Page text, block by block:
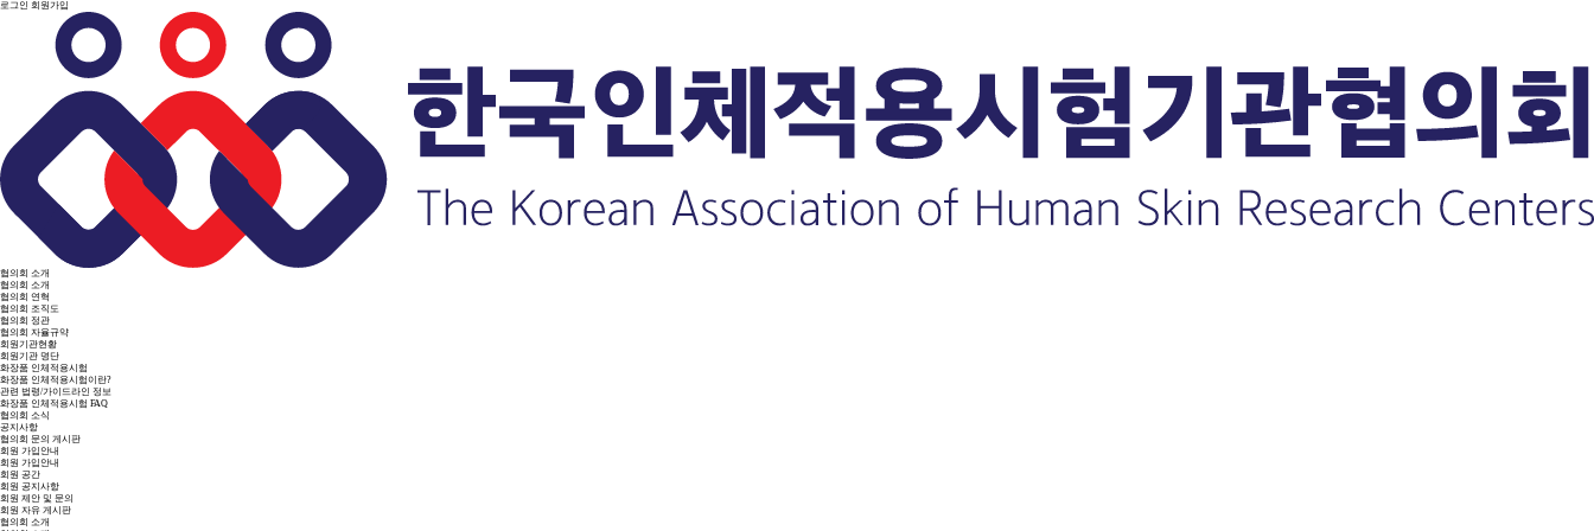
로그인 회원가입
협의회 소개
협의회 소개
협의회 연혁
협의회 조직도
협의회 정관
협의회 자율규약
회원기관현황
회원기관 명단
화장품 인체적용시험
화장품 인체적용시험이란?
관련 법령/가이드라인 정보
화장품 인체적용시험 FAQ
협의회 소식
공지사항
협의회 문의 게시판
회원 가입안내
회원 가입안내
회원 공간
회원 공지사항
회원 제안 및 문의
회원 자유 게시판
협의회 소개